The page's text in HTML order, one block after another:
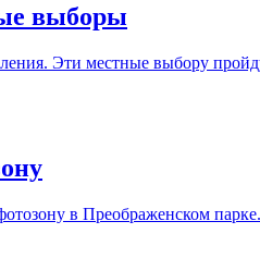
выборы
Эти местные выбору
в Преображенском